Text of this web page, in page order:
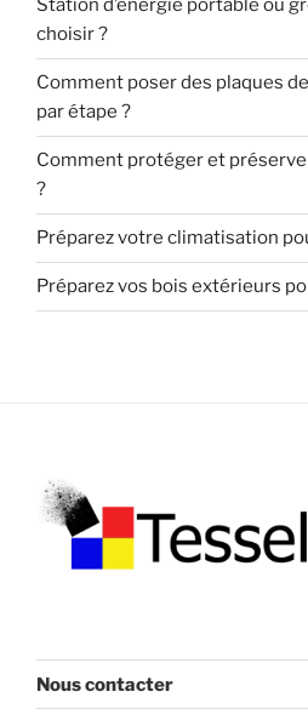
Station d’énergie portable ou
choisir ?
Comment poser des plaques
par étape ?
Comment protéger et
?
Préparez votre climatisation
Préparez vos bois extérieurs
Nous contacter